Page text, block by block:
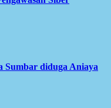
Sumbar diduga Aniaya